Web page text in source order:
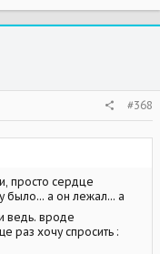
Вдобавок
и от горящей
И вот со всем
в чьем-то дерьме...
пишут - гиена
намеренно скрывать
#368
просто сердце
было... а он лежал... а
ведь. вроде
раз хочу спросить :